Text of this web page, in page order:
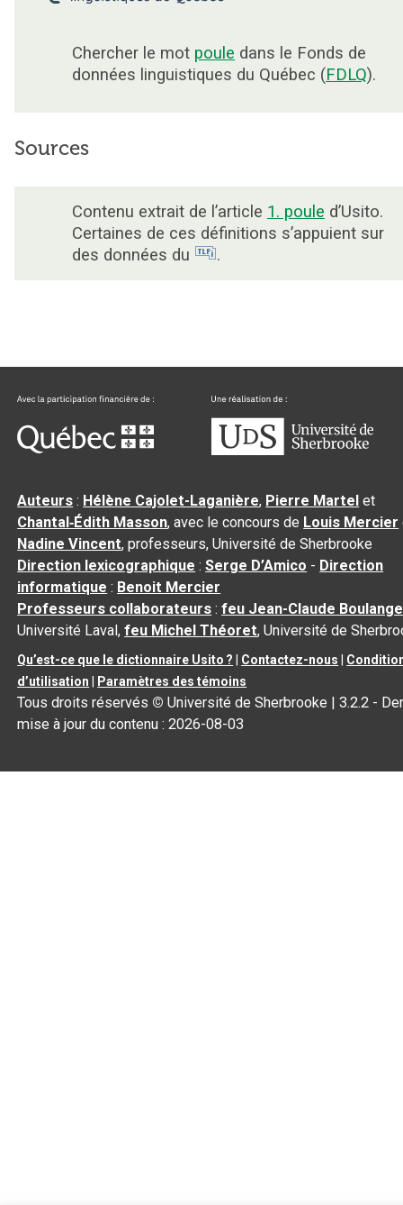
Chercher le mot poule dans le Fonds de
données linguistiques du Québec (FDLQ).
Sources
Contenu extrait de l’article 1. poule d’Usito.
Certaines de ces définitions s’appuient sur
des données du
.
Auteurs : Hélène Cajolet-Laganière, Pierre Martel et
Chantal‑Édith Masson, avec le concours de Louis Mercier
Nadine Vincent, professeurs, Université de Sherbrooke
Direction lexicographique :Serge D’Amico - Direction
informatique : Benoit Mercier
Professeurs collaborateurs :feu Jean-Claude
Université Laval,feu Michel Théoret, Université de
Qu’est-ce que le dictionnaire Usito ? Contactez-nous
d’utilisation
Paramètres des témoins
Tous droits réservés © Université de Sherbrooke |3.2.2 -
mise à jour du contenu :2026-08-03